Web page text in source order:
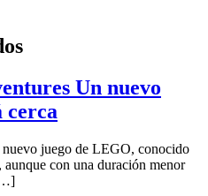
Un nuevo
cerca
juego de LEGO, conocido
con una duración menor